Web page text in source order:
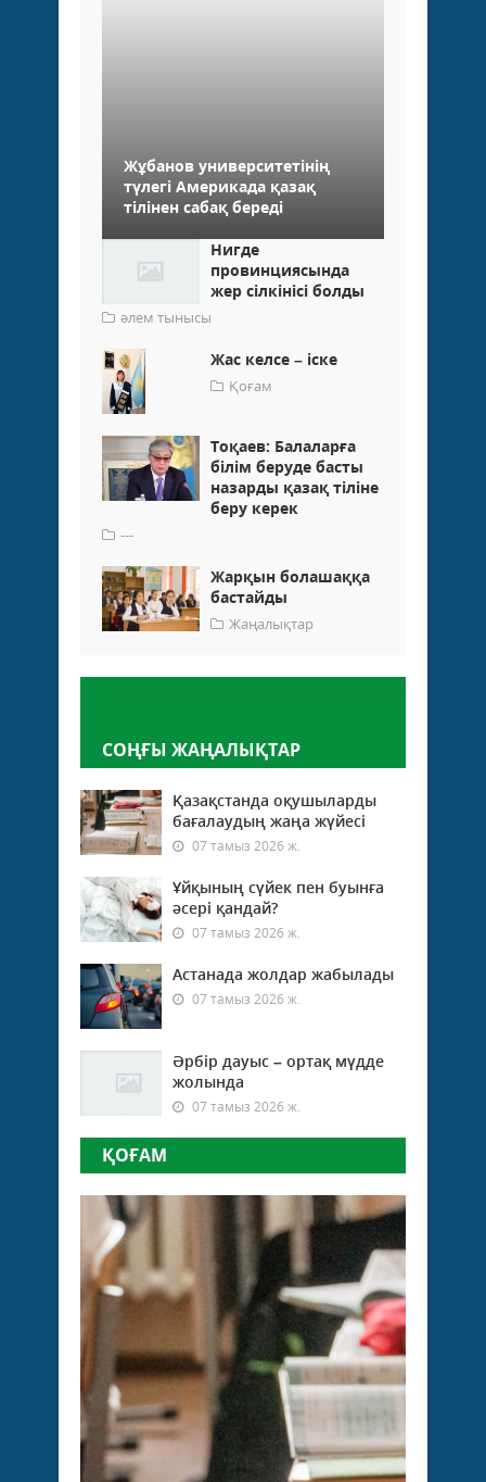
Жұбанов университетінің
түлегі Америкада қазақ
тілінен сабақ береді
Нигде
провинциясында
жер сілкінісі болды
әлем тынысы
Жас келсе – іске
Қоғам
Тоқаев: Балаларға
білім беруде басты
назарды қазақ тіліне
беру керек
---
Жарқын болашаққа
бастайды
Жаңалықтар
СОҢҒЫ ЖАҢАЛЫҚТАР
Қазақстанда оқушыларды
бағалаудың жаңа жүйесі
07 тамыз 2026 ж.
Ұйқының сүйек пен буынға
әсері қандай?
07 тамыз 2026 ж.
Астанада жолдар жабылады
07 тамыз 2026 ж.
Әрбір дауыс – ортақ мүдде
жолында
07 тамыз 2026 ж.
ҚОҒАМ